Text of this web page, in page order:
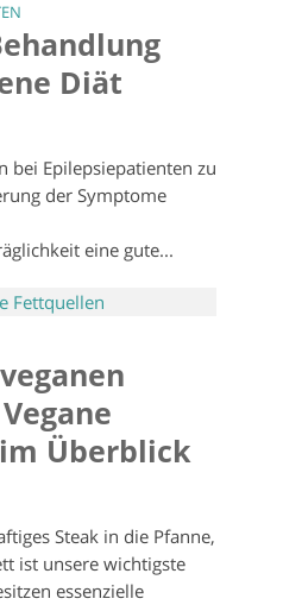
Diät
bei Epilepsiepatienten zu
der Symptome
eine gute...
Überblick
Steak in die Pfanne,
ist unsere wichtigste
essenzielle